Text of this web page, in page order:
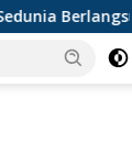
Meriah